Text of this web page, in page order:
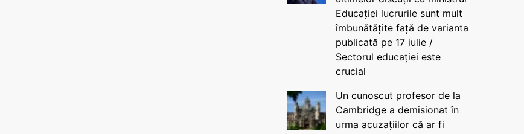
Educației lucrurile sunt mult
îmbunătățite față de varianta
publicată pe 17 iulie /
Sectorul educației este
crucial
Un cunoscut profesor de la
Cambridge a demisionat în
urma acuzațiilor că ar fi